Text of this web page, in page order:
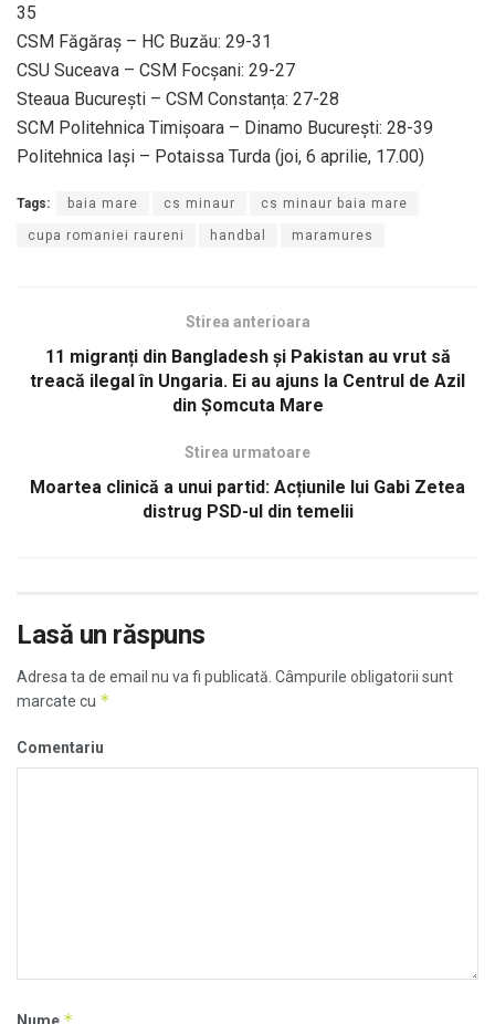
35
CSM Făgăraș – HC Buzău: 29-31
CSU Suceava – CSM Focșani: 29-27
Steaua București – CSM Constanța: 27-28
SCM Politehnica Timișoara – Dinamo București: 28-39
Politehnica Iași – Potaissa Turda (joi, 6 aprilie, 17.00)
Tags: baia mare cs minaur cs minaur baia mare
cupa romaniei raureni handbal maramures
Stirea anterioara
11 migranți din Bangladesh şi Pakistan au vrut să
treacă ilegal în Ungaria. Ei au ajuns la Centrul de Azil
din Şomcuta Mare
Stirea urmatoare
Moartea clinică a unui partid: Acțiunile lui Gabi Zetea
distrug PSD-ul din temelii
Lasă un răspuns
Adresa ta de email nu va fi publicată. Câmpurile obligatorii sunt
marcate cu *
Comentariu
Nume